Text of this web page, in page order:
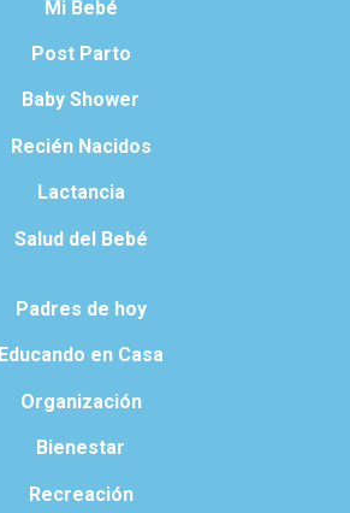
Mi Bebé
Post Parto
Baby Shower
Recién Nacidos
Lactancia
Salud del Bebé
Padres de hoy
Educando en Casa
Organización
Bienestar
Recreación